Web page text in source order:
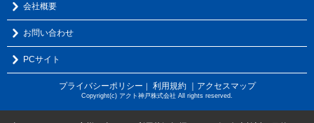
会社概要
お問い合わせ
PCサイト
プライバシーポリシー ｜ 利用規約 ｜アクセスマップ
Copyright(c) アクト神戸株式会社 All rights reserved.